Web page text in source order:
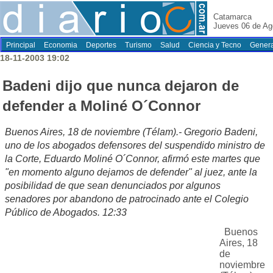
Catamarca
Jueves 06 de
Principal Economia Deportes Turismo Salud Ciencia y Tecno
18-11-2003 19:02
Badeni dijo que nunca dejaron de
defender a Moliné O´Connor
Buenos Aires, 18 de noviembre (Télam).- Gregorio Badeni,
uno de los abogados defensores del suspendido ministro de
la Corte, Eduardo Moliné O´Connor, afirmó este martes que
"en momento alguno dejamos de defender" al juez, ante la
posibilidad de que sean denunciados por algunos
senadores por abandono de patrocinado ante el Colegio
Público de Abogados. 12:33
Buenos
Aires, 18
de
noviembre